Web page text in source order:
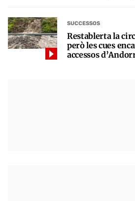
SUCCESSOS
Restablerta la
però les cues
accessos